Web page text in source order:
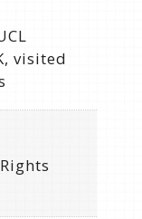
visited